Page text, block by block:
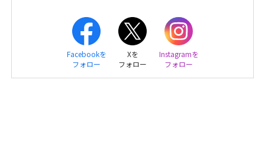
Facebookを
フォロー
Xを
フォロー
Instagramを
フォロー